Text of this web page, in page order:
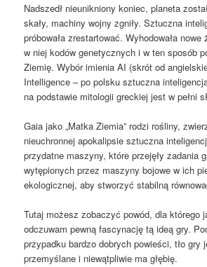
Nadszedł nieunikniony koniec, planeta
skały, machiny wojny zgniły. Sztuczna
próbowała zrestartować. Wyhodowała
w niej kodów genetycznych i w ten sposób
Ziemię. Wybór imienia AI (skrót od
Intelligence – po polsku sztuczna
na podstawie mitologii greckiej jest w pełni
Gaia jako „Matka Ziemia” rodzi rośliny,
nieuchronnej apokalipsie sztuczna
przydatne maszyny, które przejęły zadania
wytępionych przez maszyny bojowe w ich
ekologicznej, aby stworzyć stabilną
Tutaj możesz zobaczyć powód, dla którego
odczuwam pewną fascynację tą ideą gry.
przypadku bardzo dobrych powieści, tło gry
przemyślane i niewątpliwie ma głębię.